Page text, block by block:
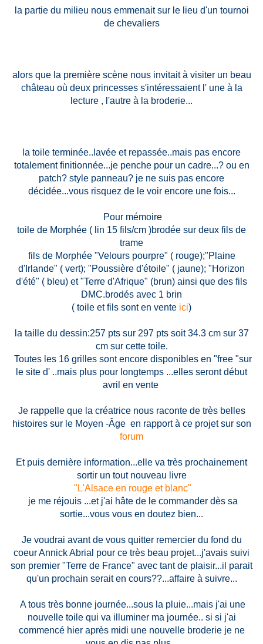
la partie du milieu nous emmenait sur le lieu d'un tournoi
de chevaliers
alors que la première scène nous invitait à visiter un beau
château où deux princesses s'intéressaient l' une à la
lecture , l'autre à la broderie...
la toile terminée..lavée et repassée..mais pas encore
totalement finitionnée...je penche pour un cadre...? ou en
patch? style panneau? je ne suis pas encore
décidée...vous risquez de le voir encore une fois...
Pour mémoire
toile de Morphée ( lin 15 fils/cm )brodée sur deux fils de
trame
fils de Morphée "Velours pourpre" ( rouge);"Plaine
d'Irlande" ( vert); "Poussière d'étoile" ( jaune); "Horizon
d'été" ( bleu) et "Terre d'Afrique" (brun) ainsi que des fils
DMC.brodés avec 1 brin
( toile et fils sont en vente ici)
la taille du dessin:257 pts sur 297 pts soit 34.3 cm sur 37
cm sur cette toile.
Toutes les 16 grilles sont encore disponibles en "free "sur
le site d' ..mais plus pour longtemps ...elles seront début
avril en vente
Je rappelle que la créatrice nous raconte de très belles
histoires sur le Moyen -Âge en rapport à ce projet sur son
forum
Et puis dernière information...elle va très prochainement
sortir un tout nouveau livre
"L'Alsace en rouge et blanc"
je me réjouis ...et j'ai hâte de le commander dès sa
sortie...vous vous en doutez bien...
Je voudrai avant de vous quitter remercier du fond du
coeur Annick Abrial pour ce très beau projet...j'avais suivi
son premier "Terre de France" avec tant de plaisir...il parait
qu'un prochain serait en cours??...affaire à suivre...
A tous très bonne journée...sous la pluie...mais j'ai une
nouvelle toile qui va illuminer ma journée.. si si j'ai
commencé hier après midi une nouvelle broderie je ne